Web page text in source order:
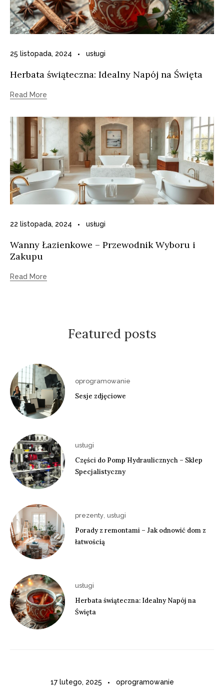
25 listopada, 2024 usługi
Herbata świąteczna: Idealny Napój na Święta
Read More
22 listopada, 2024 usługi
Wanny Łazienkowe – Przewodnik Wyboru i
Zakupu
Read More
Featured posts
oprogramowanie
Sesje zdjęciowe
usługi
Części do Pomp Hydraulicznych – Sklep
Specjalistyczny
prezenty usługi
Porady z remontami – Jak odnowić dom z
łatwością
usługi
Herbata świąteczna: Idealny Napój na
Święta
17 lutego, 2025 oprogramowanie